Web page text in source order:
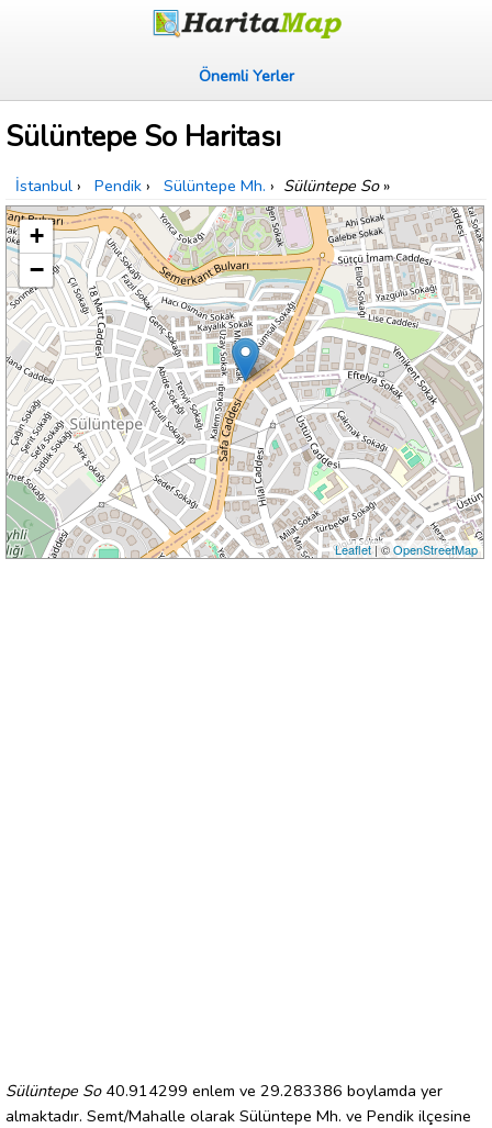
Önemli Yerler
Sülüntepe So Haritası
İstanbul › Pendik › Sülüntepe Mh. › Sülüntepe So»
+
−
Leaflet| ©OpenStreetMap
Sülüntepe So40.914299 enlem ve 29.283386 boylamda yer
almaktadır. Semt/Mahalle olarak Sülüntepe Mh. ve Pendik ilçesine